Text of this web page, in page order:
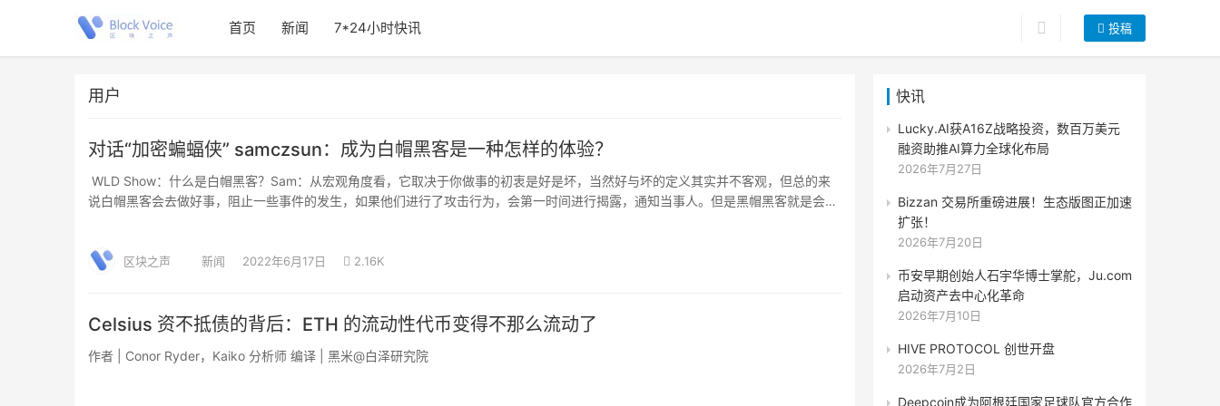
首页 新闻 7*24小时快讯 投稿
用户
对话“加密蝙蝠侠” samczsun：成为白帽黑客是一种怎样的体验？
WLD Show：什么是白帽黑客？Sam：从宏观角度看，它取决于你做事的初衷是好是坏，当然好与坏的定义其实并不客观，但总的来
说白帽黑客会去做好事，阻止一些事件的发生，如果他们进行了攻击行为，会第一时间进行揭露，通知当事人。但是黑帽黑客就是会带
区块之声 新闻 2022年6月17日 2.16K
Celsius 资不抵债的背后：ETH 的流动性代币变得不那么流动了
作者 | Conor Ryder，Kaiko 分析师 编译 | 黑米@白泽研究院
快讯
Lucky.AI获A16Z战略投资，数百万美元
融资助推AI算力全球化布局
2026年7月27日
Bizzan 交易所重磅进展！生态版图正加速
扩张！
2026年7月20日
币安早期创始人石宇华博士掌舵，Ju.com
启动资产去中心化革命
2026年7月10日
HIVE PROTOCOL 创世开盘
2026年7月2日
Deepcoin成为阿根廷国家足球队官方合作